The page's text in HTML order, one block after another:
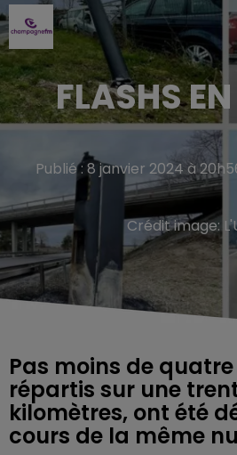
FLASHS
Publié : 8 janvier 2024 à
Crédit image:
Pas moins de
répartis sur une
kilomètres, ont été
cours de la même